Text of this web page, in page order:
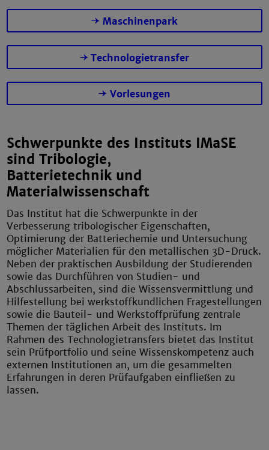
Maschinenpark
Technologietransfer
Vorlesungen
Schwerpunkte des Instituts IMaSE
sind Tribologie,
Batterietechnik und
Materialwissenschaft
Das Institut hat die Schwerpunkte in der
Verbesserung tribologischer Eigenschaften,
Optimierung der Batteriechemie und Untersuchung
möglicher Materialien für den metallischen 3D-Druck.
Neben der praktischen Ausbildung der Studierenden
sowie das Durchführen von Studien- und
Abschlussarbeiten, sind die Wissensvermittlung und
Hilfestellung bei werkstoffkundlichen Fragestellungen
sowie die Bauteil- und Werkstoffprüfung zentrale
Themen der täglichen Arbeit des Instituts. Im
Rahmen des Technologietransfers bietet das Institut
sein Prüfportfolio und seine Wissenskompetenz auch
externen Institutionen an, um die gesammelten
Erfahrungen in deren Prüfaufgaben einfließen zu
lassen.